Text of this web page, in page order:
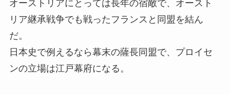
オーストリアにとっては長年の宿敵で、オースト
リア継承戦争でも戦ったフランスと同盟を結ん
だ。
日本史で例えるなら幕末の薩長同盟で、プロイセ
ンの立場は江戸幕府になる。